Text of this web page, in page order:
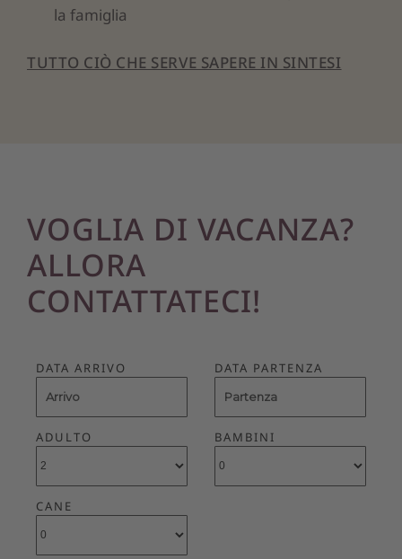
la famiglia
TUTTO CIÒ CHE SERVE SAPERE IN SINTESI
VOGLIA DI VACANZA?
ALLORA
CONTATTATECI!
DATA ARRIVO
Arrivo
DATA PARTENZA
Partenza
ADULTO BAMBINI
CANE